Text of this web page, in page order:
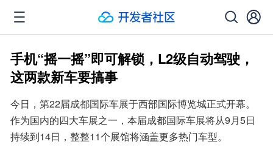
手机“摇一摇”即可解锁，L2级自动驾驶，
这两款新车要搞事
今日，第22届成都国际车展于西部国际博览城正式开幕。
作为国内的四大车展之一，本届成都国际车展将从9月5日
持续到14日，整整11个展馆将涵盖更多热门车型。